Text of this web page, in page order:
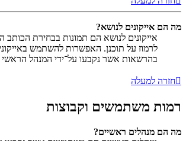
מה הם אייקונים לנושא?
אייקונים לנושא הם תמונות בבחירת הכותב
לרמוז על תוכנן. האפשרות להשתמש
בהרשאות אשר נקבעו על־ידי המנהל
חזרה למעלה
רמות משתמשים וקבוצות
מה הם מנהלים ראשיים?